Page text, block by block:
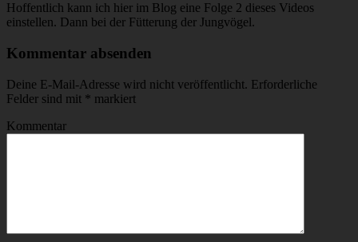
Hoffentlich kann ich hier im Blog eine Folge 2 dieses Videos
einstellen. Dann bei der Fütterung der Jungvögel.
Kommentar absenden
Deine E-Mail-Adresse wird nicht veröffentlicht. Erforderliche
Felder sind mit * markiert
Kommentar